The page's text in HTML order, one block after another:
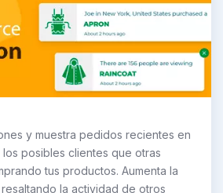
y muestra pedidos recientes en
los posibles clientes que otras
tus productos. Aumenta la
la actividad de otros